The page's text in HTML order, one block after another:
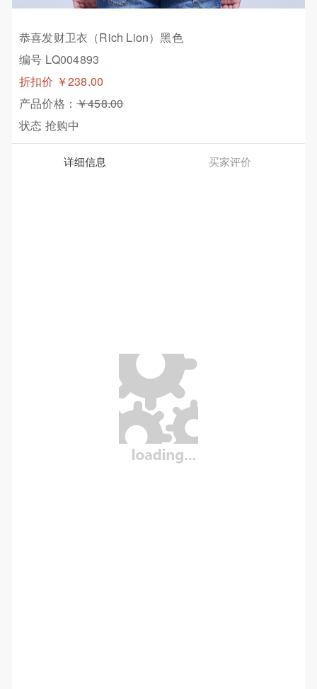
恭喜发财卫衣（Rich Lion）黑色
编号 LQ004893
折扣价 ￥238.00
产品价格： ￥458.00
状态 抢购中
详细信息 买家评价